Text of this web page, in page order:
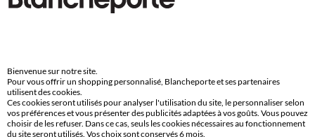
Livraison express
sous 30 jours avec Mondial Relay uniquement
Service clients
par chat et par téléphone
de 8h00 à 20h00 du lundi au samedi
Bienvenue sur notre site.
Pour vous offrir un shopping personnalisé, Blancheporte et ses partenaires
utilisent des cookies.
Ces cookies seront utilisés pour analyser l'utilisation du site, le personnaliser selon
vos préférences et vous présenter des publicités adaptées à vos goûts. Vous pouvez
choisir de les refuser. Dans ce cas, seuls les cookies nécessaires au fonctionnement
du site seront utilisés. Vos choix sont conservés 6 mois.